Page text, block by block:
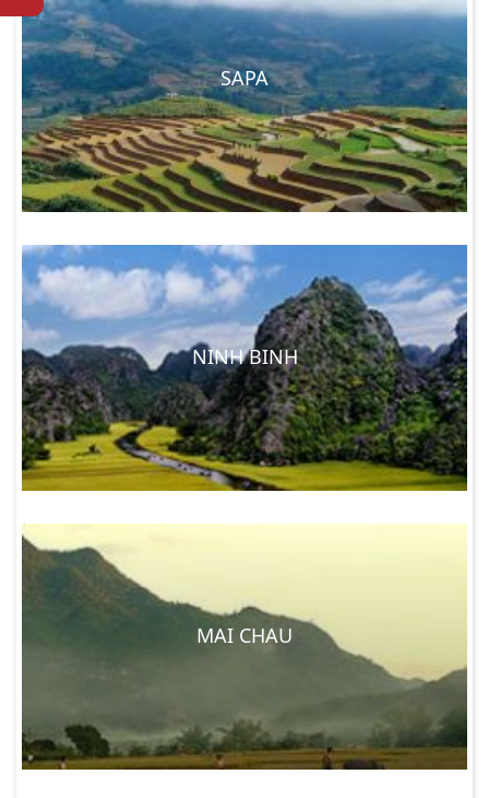
SAPA
NINH BINH
MAI CHAU